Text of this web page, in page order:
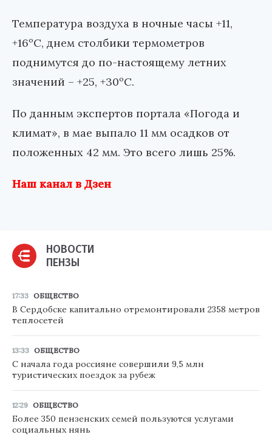
Температура воздуха в ночные часы +11,
+16ºС, днем столбики термометров
поднимутся до по-настоящему летних
значений – +25, +30ºС.
По данным экспертов портала «Погода и
климат», в мае выпало 11 мм осадков от
положенных 42 мм. Это всего лишь 25%.
Наш канал в Дзен
НОВОСТИ
ПЕНЗЫ
17:33 ОБЩЕСТВО
В Сердобске капитально отремонтировали 2358 метров
теплосетей
13:33 ОБЩЕСТВО
С начала года россияне совершили 9,5 млн
туристических поездок за рубеж
12:29 ОБЩЕСТВО
Более 350 пензенских семей пользуются услугами
социальных нянь